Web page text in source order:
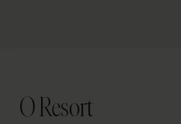
O Resort